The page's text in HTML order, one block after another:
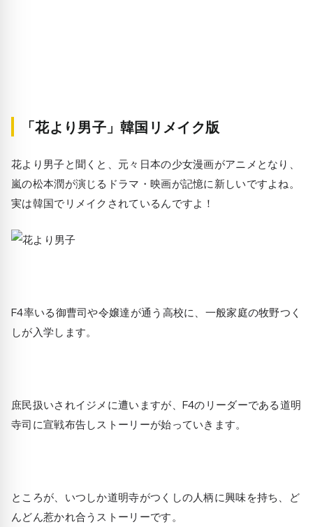
「花より男子」韓国リメイク版
花より男子と聞くと、元々日本の少女漫画がアニメとなり、
嵐の松本潤が演じるドラマ・映画が記憶に新しいですよね。
実は韓国でリメイクされているんですよ！
F4率いる御曹司や令嬢達が通う高校に、一般家庭の牧野つく
しが入学します。
庶民扱いされイジメに遭いますが、F4のリーダーである道明
寺司に宣戦布告しストーリーが始っていきます。
ところが、いつしか道明寺がつくしの人柄に興味を持ち、ど
んどん惹かれ合うストーリーです。